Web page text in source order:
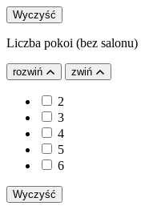
Wyczyść
Liczba pokoi (bez salonu)
rozwiń zwiń
2
3
4
5
6
Wyczyść